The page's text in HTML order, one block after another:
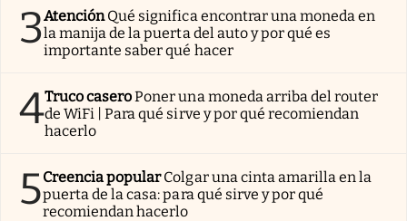
3AtenciónQué significa encontrar una moneda en
la manija de la puerta del auto y por qué es
importante saber qué hacer
4Truco caseroPoner una moneda arriba del router
de WiFi | Para qué sirve y por qué recomiendan
hacerlo
5Creencia popularColgar una cinta amarilla en la
puerta de la casa: para qué sirve y por qué
recomiendan hacerlo